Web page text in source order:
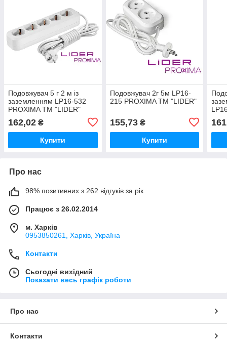
Подовжувач 5 г 2 м із
заземленням LP16-532
PROXIMA ТМ "LIDER"
162,02 ₴
Купити
Подовжувач 2г 5м LP16-
215 PROXIMA ТМ "LIDER"
155,73₴
Купити
Про нас
98% позитивних з 262 відгуків за рік
Працює з 26.02.2014
м. Харків
0953850261, Харків, Україна
Контакти
Сьогодні вихідний
Показати весь графік роботи
Про нас
Контакти